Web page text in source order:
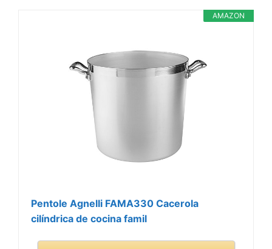
AMAZON
Pentole Agnelli FAMA330 Cacerola
cilíndrica de cocina famil